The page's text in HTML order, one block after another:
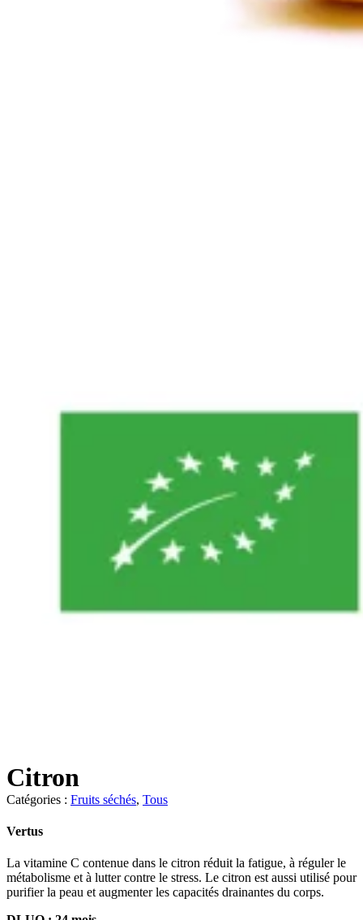
Citron
Catégories : Fruits séchés, Tous
Vertus
La vitamine C contenue dans le citron réduit la fatigue, à réguler le
métabolisme et à lutter contre le stress. Le citron est aussi utilisé pour
purifier la peau et augmenter les capacités drainantes du corps.